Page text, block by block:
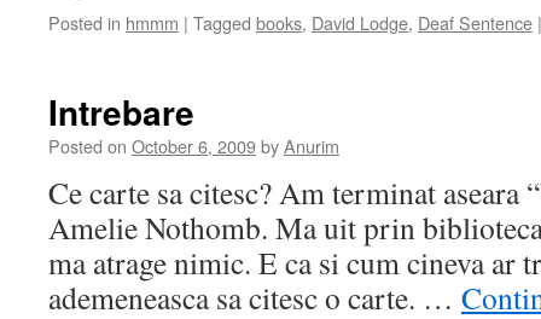
Posted in hmmm | Tagged books, David Lodge, Deaf Sentence |
Intrebare
Posted on October 6, 2009byAnurim
Ce carte sa citesc? Am terminat
Amelie Nothomb. Ma uit prin
ma atrage nimic. E ca si cum cineva ar
ademeneasca sa citesc o carte. …